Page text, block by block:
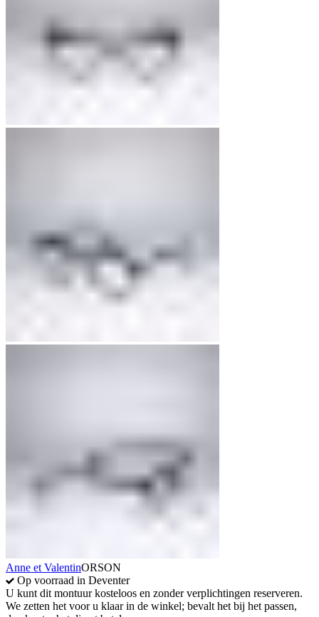
Anne et ValentinORSON
Op voorraad in Deventer
U kunt dit montuur kosteloos en zonder verplichtingen reserveren.
We zetten het voor u klaar in de winkel; bevalt het bij het passen,